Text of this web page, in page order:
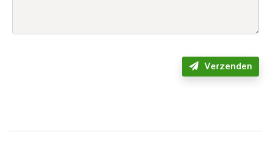
Verzenden